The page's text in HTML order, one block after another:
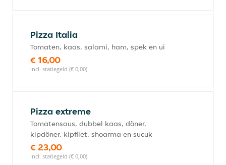
Pizza Italia
Tomaten, kaas, salami, ham, spek en ui
€ 16,00
incl. statiegeld (€ 0,00)
Pizza extreme
Tomatensaus, dubbel kaas, döner,
kipdöner, kipfilet, shoarma en sucuk
€ 23,00
incl. statiegeld (€ 0,00)